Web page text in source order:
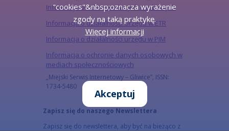
Informacje o ochronie danych osobowych
Informacja o działalności Urzędu w ETR
Informacja o działalności urzędu w PJM
Informacja o ochronie danych osobowych w
mediach społecznościowych
„Miejski Serwis Internetowy – Gliwice”, ISSN:
1734-5480
Zapisz się do naszego Newslettera
Zapisz się do newslettera, aby być na bieżąco z
"cookies"&nbsp;oznacza wyrażenie
zgody na taką praktykę.
Więcej informacji
Akceptuj